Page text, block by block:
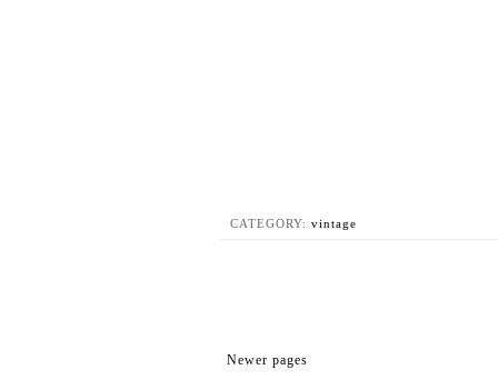
CATEGORY: vintage
Newer pages